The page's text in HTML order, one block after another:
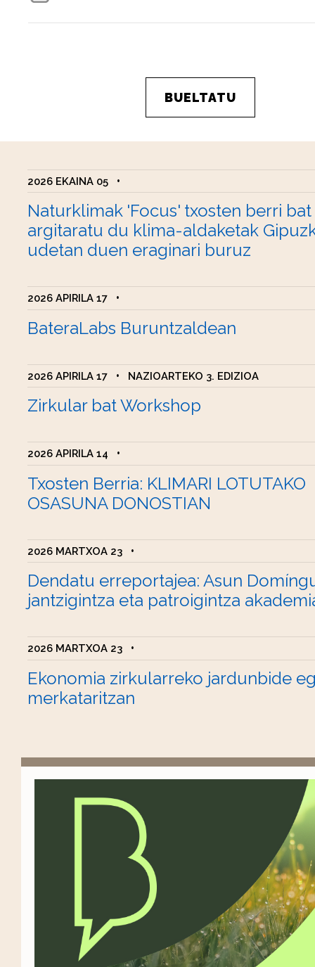
BUELTATU
2026 EKAINA 05 •
Naturklimak 'Focus' txosten berri bat
argitaratu du klima-aldaketak
udetan duen eraginari buruz
2026 APIRILA 17 •
BateraLabs Buruntzaldean
2026 APIRILA 17 • NAZIOARTEKO 3. EDIZIOA
Zirkular bat Workshop
2026 APIRILA 14 •
Txosten Berria: KLIMARI LOTUTAKO
OSASUNA DONOSTIAN
2026 MARTXOA 23 •
Dendatu erreportajea: Asun
jantzigintza eta patroigintza
2026 MARTXOA 23 •
Ekonomia zirkularreko jardunbide
merkataritzan